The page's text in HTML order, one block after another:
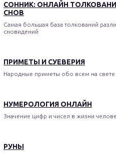
СОННИК: ОНЛАЙН
СНОВ
Самая большая база толкований
сновидений
ПРИМЕТЫ И СУЕВЕРИЯ
Народные приметы обо всем на свете
НУМЕРОЛОГИЯ ОНЛАЙН
Значение цифр и чисел в жизни
РУНЫ